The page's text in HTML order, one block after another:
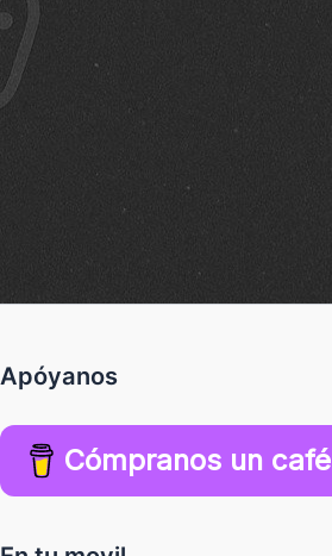
Apóyanos
Cómpranos un café